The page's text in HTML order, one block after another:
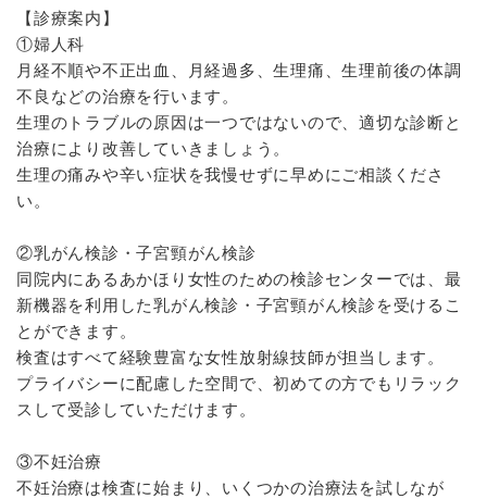
【診療案内】
①婦人科
月経不順や不正出血、月経過多、生理痛、生理前後の体調
不良などの治療を行います。
生理のトラブルの原因は一つではないので、適切な診断と
治療により改善していきましょう。
生理の痛みや辛い症状を我慢せずに早めにご相談くださ
い。​
②乳がん検診・子宮頸がん検診
同院内にあるあかほり女性のための検診センターでは、最
新機器を利用した乳がん検診・子宮頸がん検診を受けるこ
とができます。
検査はすべて経験豊富な女性放射線技師が担当します。
プライバシーに配慮した空間で、初めての方でもリラック
スして受診していただけます。
③不妊治療
不妊治療は検査に始まり、いくつかの治療法を試しなが